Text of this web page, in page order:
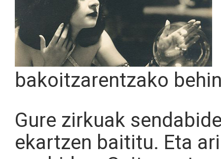
bakoitzarentzako
Gure zirkuak
ekartzen baititu. Eta